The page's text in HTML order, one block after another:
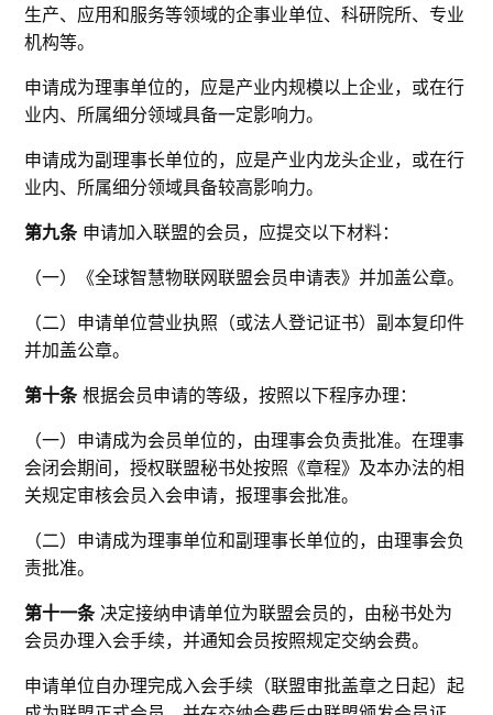
生产、应用和服务等领域的企事业单位、科研院所、专业
机构等。
申请成为理事单位的，应是产业内规模以上企业，或在行
业内、所属细分领域具备一定影响力。
申请成为副理事长单位的，应是产业内龙头企业，或在行
业内、所属细分领域具备较高影响力。
第九条申请加入联盟的会员，应提交以下材料：
（一）《全球智慧物联网联盟会员申请表》并加盖公章。
（二）申请单位营业执照（或法人登记证书）副本复印件
并加盖公章。
第十条根据会员申请的等级，按照以下程序办理：
（一）申请成为会员单位的，由理事会负责批准。在理事
会闭会期间，授权联盟秘书处按照《章程》及本办法的相
关规定审核会员入会申请，报理事会批准。
（二）申请成为理事单位和副理事长单位的，由理事会负
责批准。
第十一条决定接纳申请单位为联盟会员的，由秘书处为
会员办理入会手续，并通知会员按照规定交纳会费。
申请单位自办理完成入会手续（联盟审批盖章之日起）起